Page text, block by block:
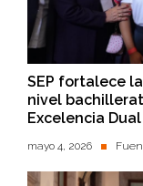
SEP fortalece
nivel
Excelencia
mayo 4, 2026